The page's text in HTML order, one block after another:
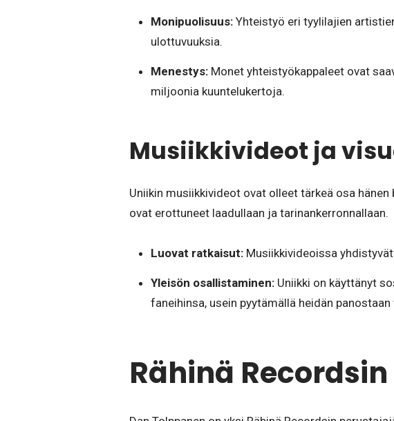
Monipuolisuus:Yhteistyö eri tyylilajien
ulottuvuuksia.
Menestys:Monet yhteistyökappaleet ovat
miljoonia kuuntelukertoja.
Musiikkivideot ja
Uniikin musiikkivideot ovat olleet tärkeä osa
ovat erottuneet laadullaan ja tarinankerronnallaan.
Luovat ratkaisut:Musiikkivideoissa
Yleisön osallistaminen:Uniikki on käyttänyt
faneihinsa, usein pyytämällä heidän
Rähinä